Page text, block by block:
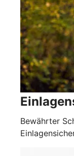
Bewährter